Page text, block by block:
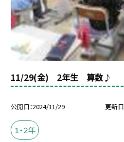
11/29(金) 2年生 算数♪
公開日 2024/11/29 更新日
１・２年